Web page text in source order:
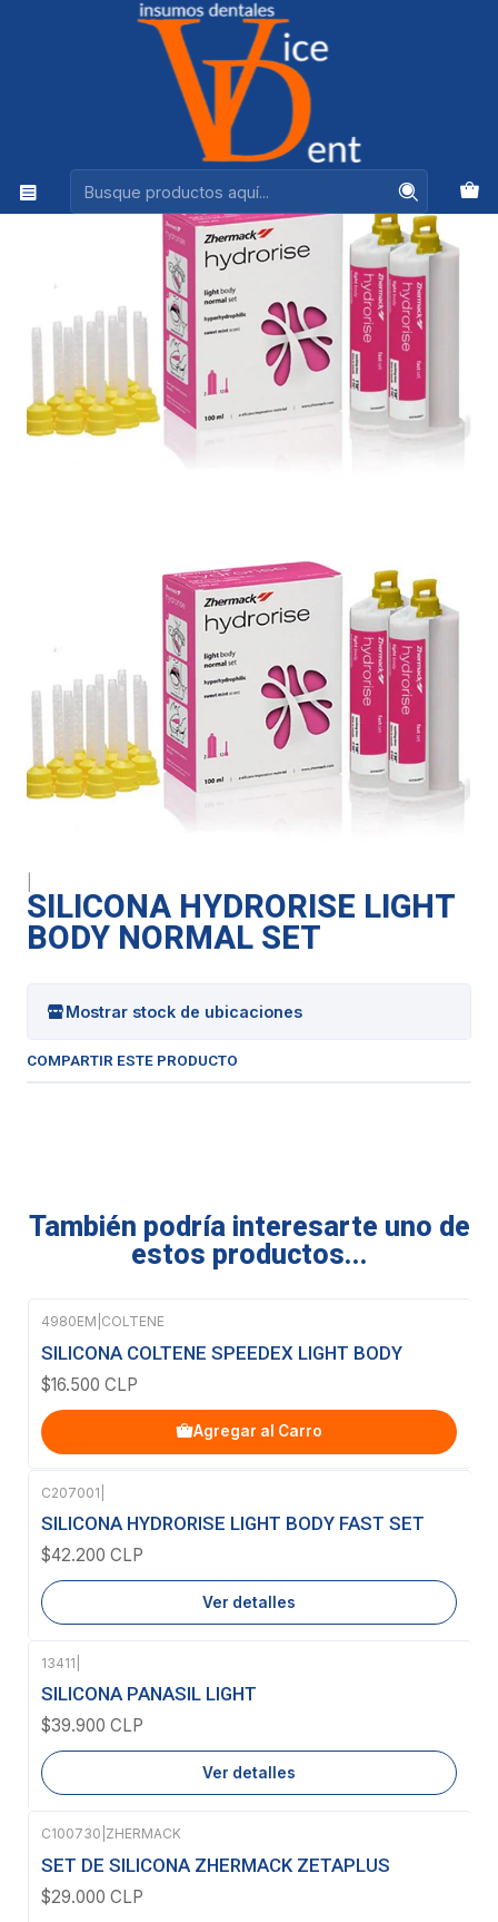
Ventas +56944575313
IMPRESION Y REHABILITACION
SILICONA HYDRORISE LIGHT BODY NORMAL SET
SILICONA HYDRORISE LIGHT
BODY NORMAL SET
Mostrar stock de ubicaciones
COMPARTIR ESTE PRODUCTO
También podría interesarte uno de
estos productos...
4980EM COLTENE
SILICONA COLTENE SPEEDEX LIGHT BODY
$16.500 CLP
Agregar al Carro
Agotado
C207001
SILICONA HYDRORISE LIGHT BODY FAST SET
$42.200 CLP
Ver detalles
Agotado
13411
SILICONA PANASIL LIGHT
$39.900 CLP
Ver detalles
C100730 ZHERMACK
SET DE SILICONA ZHERMACK ZETAPLUS
$29.000 CLP